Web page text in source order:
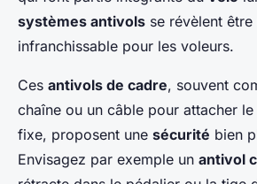
systèmes antivols se révèlent
infranchissable pour les voleurs.
Ces antivols de cadre, souvent
chaîne ou un câble pour attacher le
fixe, proposent une sécurité bien
Envisagez par exemple un antivol